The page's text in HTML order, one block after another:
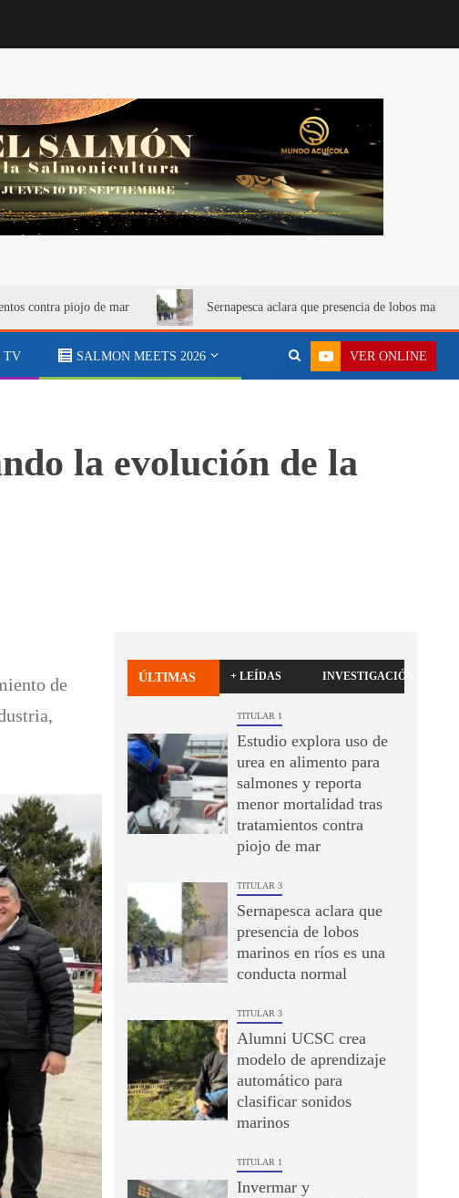
contra piojo de mar Sernapesca aclara que presencia de lobos
TV SALMON MEETS 2026 VER ONLINE
la evolución de la
de
ÚLTIMAS + LEÍDAS INVESTIGACIÓN
TITULAR 1
Estudio explora uso de
urea en alimento para
salmones y reporta
menor mortalidad tras
tratamientos contra
piojo de mar
TITULAR 3
Sernapesca aclara que
presencia de lobos
marinos en ríos es una
conducta normal
TITULAR 3
Alumni UCSC crea
modelo de aprendizaje
automático para
clasificar sonidos
marinos
TITULAR 1
Invermar y